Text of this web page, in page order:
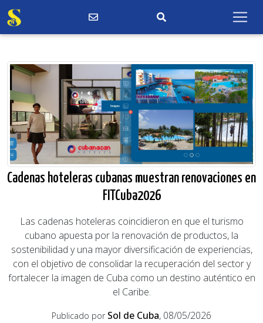
Cadenas hoteleras cubanas muestran renovaciones en
FITCuba2026
Las cadenas hoteleras coincidieron en que el turismo
cubano apuesta por la renovación de productos, la
sostenibilidad y una mayor diversificación de experiencias,
con el objetivo de consolidar la recuperación del sector y
fortalecer la imagen de Cuba como un destino auténtico en
el Caribe.
Publicado por Sol de Cuba, 08/05/2026